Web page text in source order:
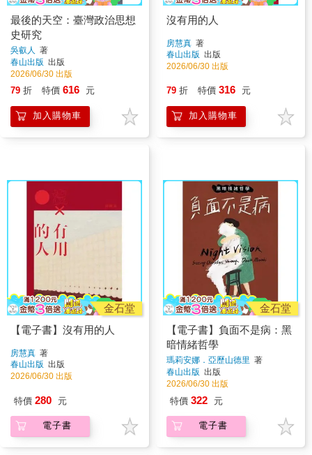
最後的天空：臺灣政治思想
史研究
吳叡人 著
春山出版 出版
2026/06/30 出版
79 折 特價 616 元
加入購物車
沒有用的人
房慧真 著
春山出版 出版
2026/06/30 出版
79 折 特價 316 元
加入購物車
金石堂
【電子書】沒有用的人
房慧真 著
春山出版 出版
2026/06/30 出版
特價 280 元
電子書
金石堂
【電子書】負面不是病：黑
暗情緒哲學
瑪莉安娜．亞歷山德里 著
春山出版 出版
2026/06/30 出版
特價 322 元
電子書